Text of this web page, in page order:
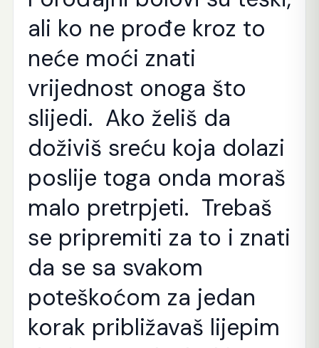
ali ko ne prođe kroz to
neće moći znati
vrijednost onoga što
slijedi. Ako želiš da
doživiš sreću koja dolazi
poslije toga onda moraš
malo pretrpjeti. Trebaš
se pripremiti za to i znati
da se sa svakom
poteškoćom za jedan
korak približavaš lijepim